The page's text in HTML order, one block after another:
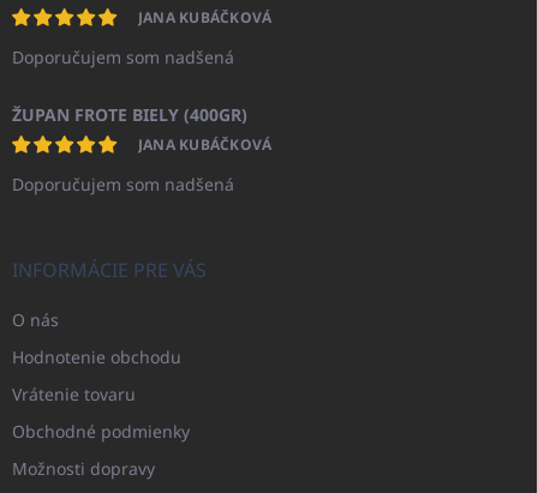
JANA KUBÁČKOVÁ
Doporučujem som nadšená
ŽUPAN FROTE BIELY (400GR)
JANA KUBÁČKOVÁ
Doporučujem som nadšená
INFORMÁCIE PRE VÁS
O nás
Hodnotenie obchodu
Vrátenie tovaru
Obchodné podmienky
Možnosti dopravy